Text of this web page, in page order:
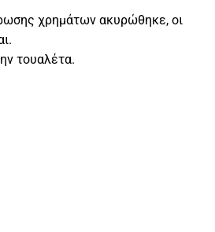
χρημάτων ακυρώθηκε, οι
τουαλέτα.